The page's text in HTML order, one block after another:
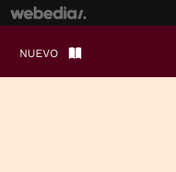
NUEVO